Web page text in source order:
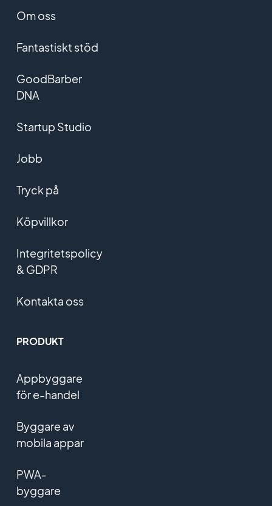
Om oss
Fantastiskt stöd
GoodBarber
DNA
Startup Studio
Jobb
Tryck på
Köpvillkor
Integritetspolicy
& GDPR
Kontakta oss
PRODUKT
Appbyggare
för e-handel
Byggare av
mobila appar
PWA-
byggare